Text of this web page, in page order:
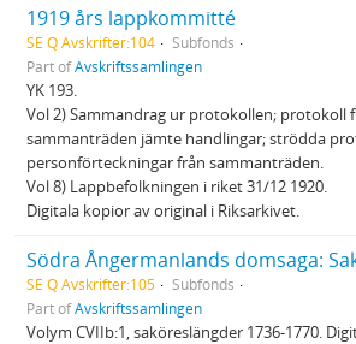
1919 års lappkommitté
SE Q Avskrifter:104
Subfonds
Part ofAvskriftssamlingen
YK 193.
Vol 2) Sammandrag ur protokollen; protokoll
sammanträden jämte handlingar; strödda
personförteckningar från sammanträden.
Vol 8) Lappbefolkningen i riket 31/12 1920.
Digitala kopior av original i Riksarkivet.
SE Q Avskrifter:105
Subfonds
Part ofAvskriftssamlingen
Volym CVIIb:1, saköreslängder 1736-1770.